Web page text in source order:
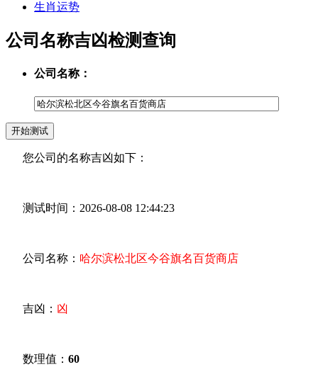
生肖运势
公司名称吉凶检测查询
公司名称：
您公司的名称吉凶如下：
测试时间：2026-08-08 12:44:23
公司名称： 哈尔滨松北区今谷旗名百货商店
吉凶： 凶
数理值： 60